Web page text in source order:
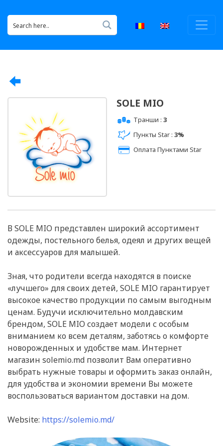
SOLE MIO
Транши : 3
Пункты Star : 3%
Оплата Пунктами Star
В SOLE MIO представлен широкий ассортимент
одежды, постельного белья, одеял и других вещей
и аксессуаров для малышей.
Зная, что родители всегда находятся в поиске
«лучшего» для своих детей, SOLE MIO гарантирует
высокое качество продукции по самым выгодным
ценам. Будучи исключительно молдавским
брендом, SOLE MIO создает модели с особым
вниманием ко всем деталям, заботясь о комфорте
новорожденных и удобстве мам. Интернет
магазин solemio.md позволит Вам оперативно
выбрать нужные товары и оформить заказ онлайн,
для удобства и экономии времени Вы можете
воспользоваться вариантом доставки на дом.
Website: https://solemio.md/